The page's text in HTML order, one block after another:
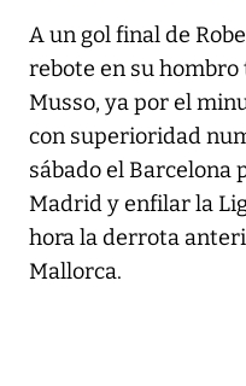
A un gol final de
rebote en su hombro
Musso, ya por el
con superioridad
sábado el Barcelona
Madrid y enfilar la
hora la derrota
Mallorca.